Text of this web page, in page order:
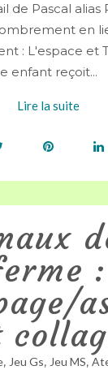
de Pascal alias
en
: L'espace et
enfant reçoit...
Lire la suite
:
, Jeu Gs, Jeu MS,